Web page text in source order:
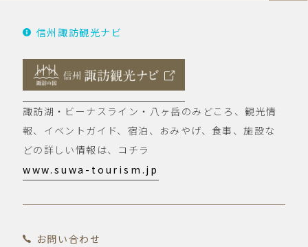
信州諏訪観光ナビ
諏訪湖・ビーナスライン・八ヶ岳のみどころ、観光情
報、イベントガイド、宿泊、おみやげ、食事、施設な
どの詳しい情報は、コチラ
www.suwa-tourism.jp
お問い合わせ